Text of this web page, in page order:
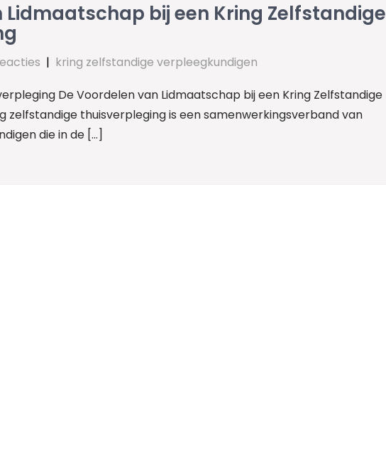
bij een Kring Zelfstandige
| kring zelfstandige verpleegkundigen
De Voordelen van Lidmaatschap bij een Kring Zelfstandige
zelfstandige thuisverpleging is een samenwerkingsverband van
die in de […]